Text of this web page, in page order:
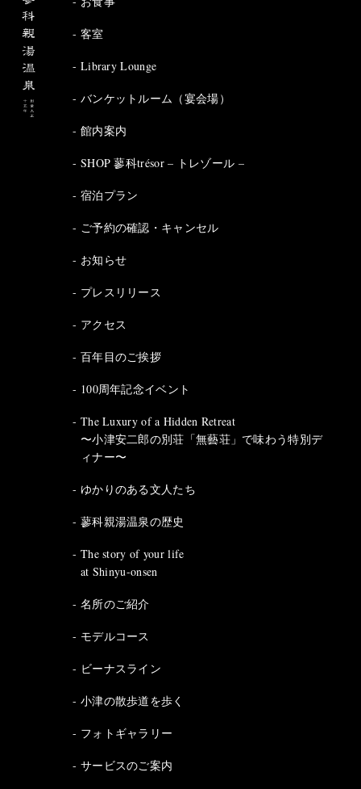
客室
Library Lounge
バンケットルーム（宴会場）
館内案内
SHOP 蓼科trésor – トレゾール –
宿泊プラン
ご予約の確認・キャンセル
お知らせ
プレスリリース
アクセス
百年目のご挨拶
100周年記念イベント
The Luxury of a Hidden Retreat
〜小津安二郎の別荘「無藝荘」で味わう特別デ
ィナー〜
ゆかりのある文人たち
蓼科親湯温泉の歴史
The story of your life
at Shinyu-onsen
名所のご紹介
モデルコース
ビーナスライン
小津の散歩道を歩く
フォトギャラリー
サービスのご案内